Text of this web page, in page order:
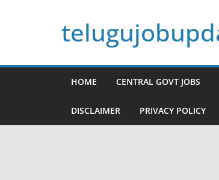
HOME CENTRAL GOVT JOBS
DISCLAIMER PRIVACY POLICY